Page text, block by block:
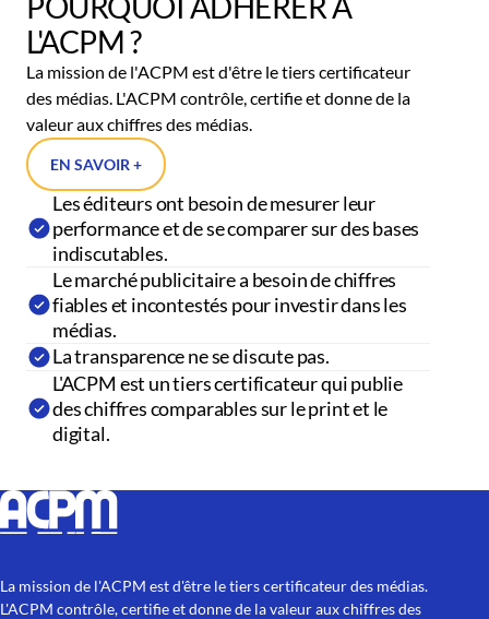
L'ACPM ?
La mission de l'ACPM est d'être le tiers certificateur
des médias. L'ACPM contrôle, certifie et donne de la
valeur aux chiffres des médias.
EN SAVOIR +
Les éditeurs ont besoin de mesurer leur
performance et de se comparer sur des bases
indiscutables.
Le marché publicitaire a besoin de chiffres
fiables et incontestés pour investir dans les
médias.
La transparence ne se discute pas.
L'ACPM est un tiers certificateur qui publie
des chiffres comparables sur le print et le
digital.
La mission de l'ACPM est d'être le tiers certificateur des médias.
L'ACPM contrôle, certifie et donne de la valeur aux chiffres des